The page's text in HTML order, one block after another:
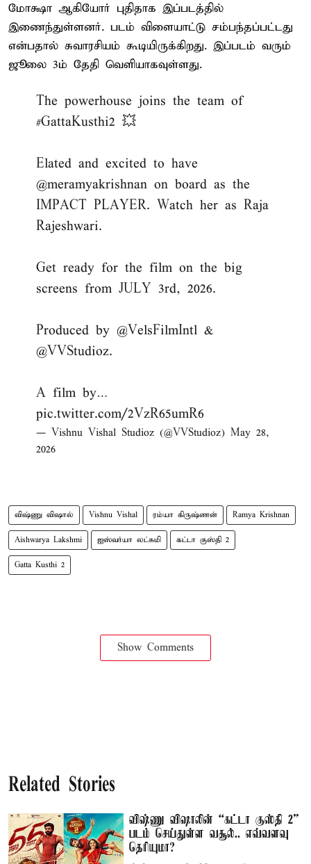
மோக்ஷா ஆகியோர் புதிதாக இப்படத்தில்
இணைந்துள்ளனர். படம் விளையாட்டு சம்பந்தப்பட்டது
என்பதால் சுவாரசியம் கூடியிருக்கிறது. இப்படம் வரும்
ஜூலை 3ம் தேதி வெளியாகவுள்ளது.
The powerhouse joins the team of
#GattaKusthi2 💥
Elated and excited to have
@meramyakrishnan on board as the
IMPACT PLAYER. Watch her as Raja
Rajeshwari.
Get ready for the film on the big
screens from JULY 3rd, 2026.
Produced by @VelsFilmIntl &
@VVStudioz.
A film by…
pic.twitter.com/2VzR65umR6
— Vishnu Vishal Studioz (@VVStudioz) May 28,
2026
விஷ்ணு விஷால் Vishnu Vishal ரம்யா கிருஷ்ணன் Ramya Krishnan
Aishwarya Lakshmi ஐஸ்வர்யா லட்சுமி கட்டா குஸ்தி 2
Gatta Kusthi 2
Show Comments
Related Stories
விஷ்ணு விஷாலின் “கட்டா குஸ்தி 2”
படம் செய்துள்ள வசூல்.. எவ்வளவு
தெரியுமா?